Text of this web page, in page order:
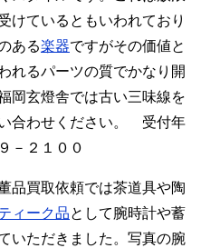
けているともいわれており
ある楽器ですがその価値と
れるパーツの質でかなり開
岡玄燈舎では古い三味線を
合わせください。 受付年
－２１００
品買取依頼では茶道具や陶
ィーク品として腕時計や蓄
いただきました。写真の腕